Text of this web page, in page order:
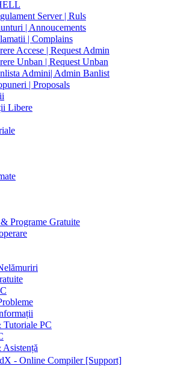
Server | Ruls
| Annoucements
| Complains
Accese | Request Admin
Unban | Request Unban
Admini| Admin Banlist
| Proposals
Libere
Programe Gratuite
PC
- Online Compiler [Support]